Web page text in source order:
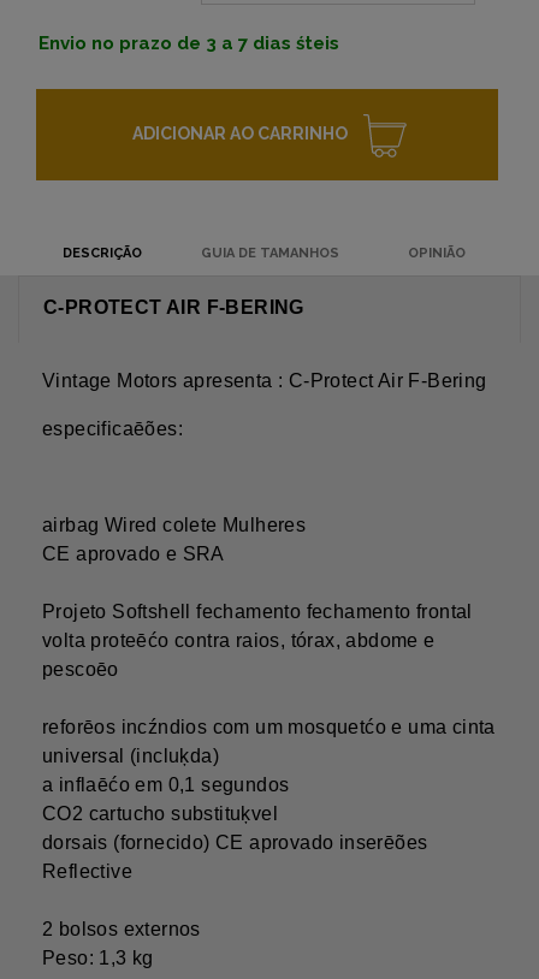
Envio no prazo de 3 a 7 dias śteis
ADICIONAR AO CARRINHO
DESCRIÇÃO GUIA DE TAMANHOS OPINIÃO
C-PROTECT AIR F-BERING
Vintage Motors apresenta : C-Protect Air F-Bering
especificaēões:
airbag Wired colete Mulheres
CE aprovado e SRA
Projeto Softshell fechamento fechamento frontal
volta proteēćo contra raios, tórax, abdome e
pescoēo
reforēos incźndios com um mosquetćo e uma cinta
universal (incluķda)
a inflaēćo em 0,1 segundos
CO2 cartucho substituķvel
dorsais (fornecido) CE aprovado inserēões
Reflective
2 bolsos externos
Peso: 1,3 kg